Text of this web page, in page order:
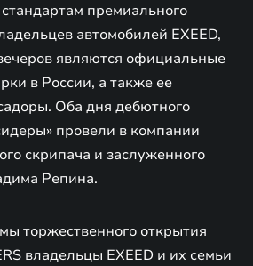
премиального
автомобилей EXEED,
являются официальные
в России, а также ее
Оба дня дебютного
провели в компании
скрипача и заслуженного
Репина.
торжественного открытия
владельцы EXEED и их семьи